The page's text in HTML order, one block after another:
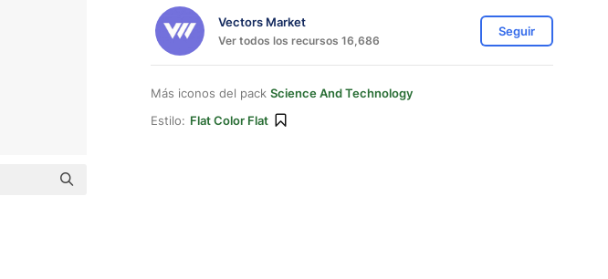
Vectors Market
Ver todos los recursos 16,686
Seguir
Más iconos del pack Science And Technology
Estilo: Flat Color Flat